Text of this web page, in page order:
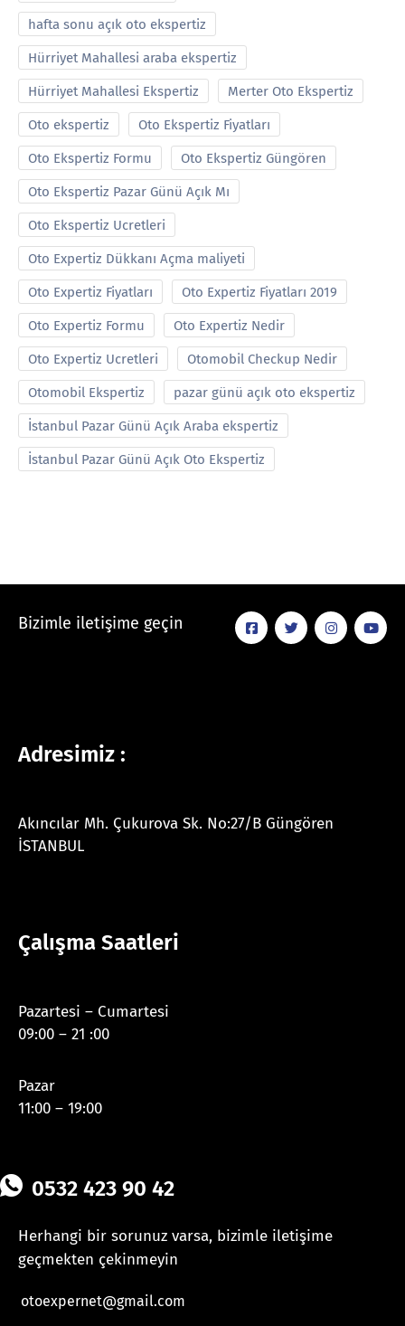
hafta sonu açık oto ekspertiz
Hürriyet Mahallesi araba ekspertiz
Hürriyet Mahallesi Ekspertiz Merter Oto Ekspertiz
Oto ekspertiz Oto Ekspertiz Fiyatları
Oto Ekspertiz Formu Oto Ekspertiz Güngören
Oto Ekspertiz Pazar Günü Açık Mı
Oto Ekspertiz Ucretleri
Oto Expertiz Dükkanı Açma maliyeti
Oto Expertiz Fiyatları Oto Expertiz Fiyatları 2019
Oto Expertiz Formu Oto Expertiz Nedir
Oto Expertiz Ucretleri Otomobil Checkup Nedir
Otomobil Ekspertiz pazar günü açık oto ekspertiz
İstanbul Pazar Günü Açık Araba ekspertiz
İstanbul Pazar Günü Açık Oto Ekspertiz
Bizimle iletişime geçin
Adresimiz :
Akıncılar Mh. Çukurova Sk. No:27/B Güngören
İSTANBUL
Çalışma Saatleri
Pazartesi – Cumartesi
09:00 – 21 :00
Pazar
11:00 – 19:00
0532 423 90 42
Herhangi bir sorunuz varsa, bizimle iletişime
geçmekten çekinmeyin
otoexpernet@gmail.com